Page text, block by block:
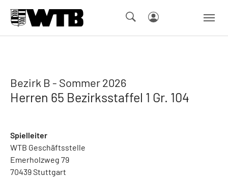
Bezirk B - Sommer 2026
Herren 65 Bezirksstaffel 1 Gr. 104
Spielleiter
WTB Geschäftsstelle
Emerholzweg 79
70439 Stuttgart